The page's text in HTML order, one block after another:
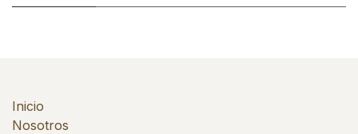
Inicio
Nosotros